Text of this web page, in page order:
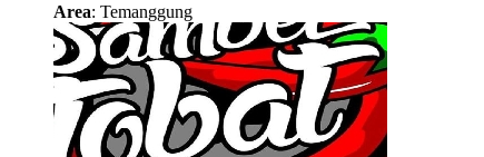
Area: Temanggung